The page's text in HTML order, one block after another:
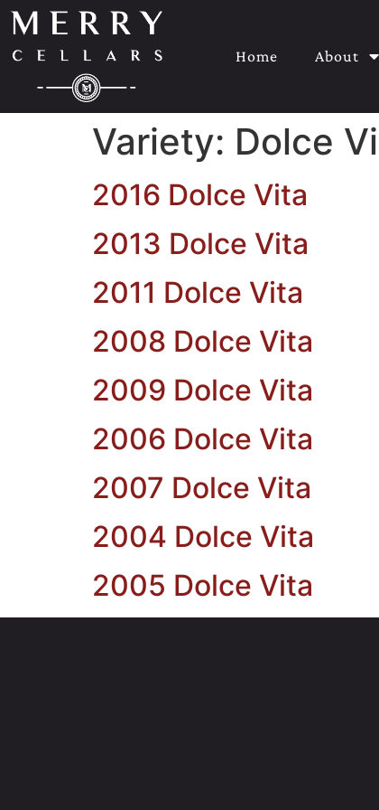
Home About
Variety: Dolce
2016 Dolce Vita
2013 Dolce Vita
2011 Dolce Vita
2008 Dolce Vita
2009 Dolce Vita
2006 Dolce Vita
2007 Dolce Vita
2004 Dolce Vita
2005 Dolce Vita